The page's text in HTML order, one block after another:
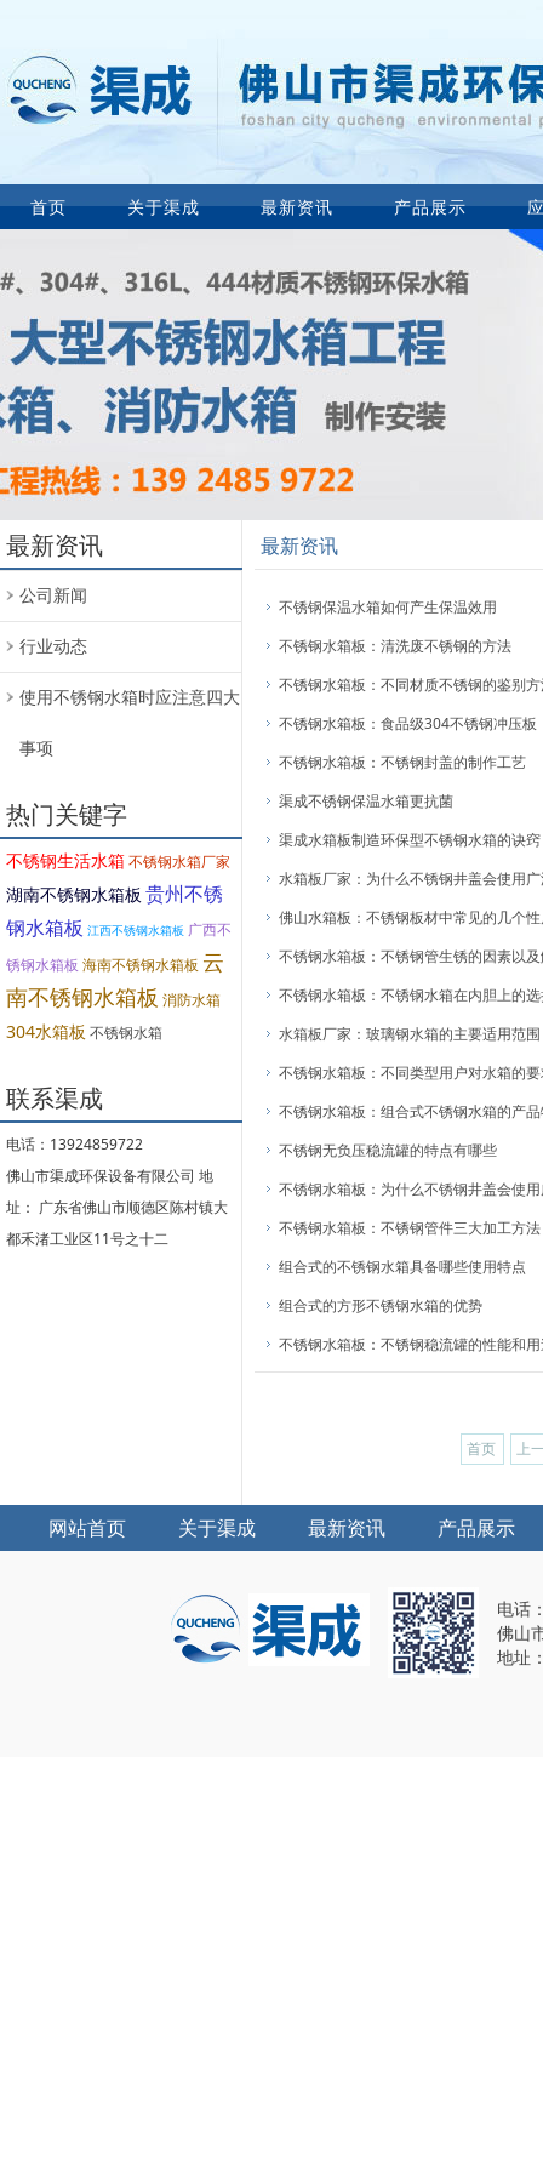
首页 关于渠成 最新资讯 产品展示
最新资讯
公司新闻
行业动态
使用不锈钢水箱时应注意四大
事项
热门关键字
不锈钢生活水箱不锈钢水箱厂家
湖南不锈钢水箱板 贵州不锈
钢水箱板 江西不锈钢水箱板 广西不
锈钢水箱板 海南不锈钢水箱板 云
南不锈钢水箱板 消防水箱
304水箱板 不锈钢水箱
联系渠成
电话：13924859722
佛山市渠成环保设备有限公司 地
址： 广东省佛山市顺德区陈村镇大
都禾渚工业区11号之十二
最新资讯
不锈钢保温水箱如何产生保温效用
不锈钢水箱板：清洗废不锈钢的方法
不锈钢水箱板：不同材质不锈钢的鉴别
不锈钢水箱板：食品级304不锈钢冲压板
不锈钢水箱板：不锈钢封盖的制作工艺
渠成不锈钢保温水箱更抗菌
渠成水箱板制造环保型不锈钢水箱的诀窍
水箱板厂家：为什么不锈钢井盖会使用
佛山水箱板：不锈钢板材中常见的几个
不锈钢水箱板：不锈钢管生锈的因素以
不锈钢水箱板：不锈钢水箱在内胆上的
水箱板厂家：玻璃钢水箱的主要适用范围
不锈钢水箱板：不同类型用户对水箱的
不锈钢水箱板：组合式不锈钢水箱的产
不锈钢无负压稳流罐的特点有哪些
不锈钢水箱板：为什么不锈钢井盖会使
不锈钢水箱板：不锈钢管件三大加工方法
组合式的不锈钢水箱具备哪些使用特点
组合式的方形不锈钢水箱的优势
不锈钢水箱板：不锈钢稳流罐的性能和
首页 上
网站首页 关于渠成 最新资讯 产品展示
电话
佛山
地址